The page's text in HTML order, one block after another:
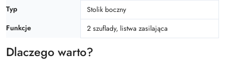
Typ
Stolik boczny
Funkcje
2 szuflady, listwa zasilająca
Dlaczego warto?